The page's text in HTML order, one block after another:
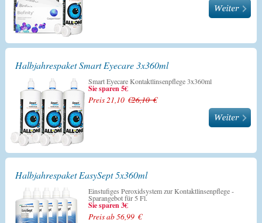
Halbjahrespaket Smart Eyecare 3x360ml
Smart Eyecare Kontaktlinsenpflege 3x360ml
Sie sparen 5€
Preis 21,10 €26,10 €
Halbjahrespaket EasySept 5x360ml
Einstufiges Peroxidsystem zur Kontaktlinsenpflege -
Sparangebot für 5 Fl.
Sie sparen 3€
Preis ab 56,99 €